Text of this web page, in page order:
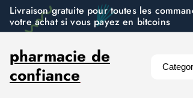
Livraison gratuite pour toutes les
votre achat si vous payez en bitcoins
pharmacie de
confiance